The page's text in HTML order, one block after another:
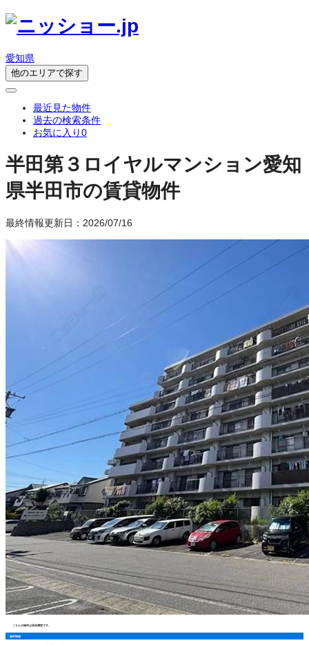
愛知県
他のエリアで探す
最近見た物件
過去の検索条件
お気に入り0
半田第３ロイヤルマンション愛知
県半田市の賃貸物件
最終情報更新日：2026/07/16
こちらの物件は現在満室です。
物件情報